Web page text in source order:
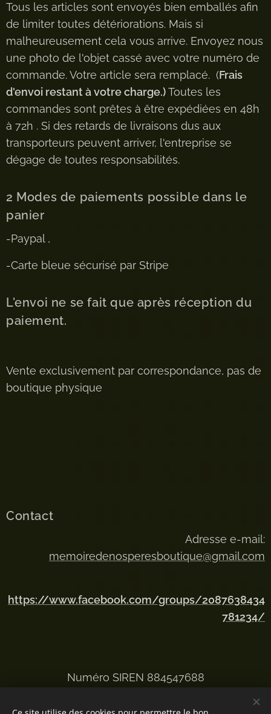
Tous les articles sont envoyés bien emballés afin
de limiter toutes détériorations. Mais si
malheureusement cela vous arrive. Envoyez nous
une photo de l'objet cassé avec votre numéro de
commande. Votre article sera remplacé. (Frais
d'envoi restant à votre charge.)Toutes les
commandes sont prêtes à être expédiées en 48h
à 72h . Si des retards de livraisons dus aux
transporteurs peuvent arriver, l'entreprise se
dégage de toutes responsabilités.
2 Modes de paiements possible dans le
panier
-Paypal ,
-Carte bleue sécurisé par Stripe
L'envoi ne se fait que après réception du
paiement.
Vente exclusivement par correspondance, pas de
boutique physique
Contact
Adresse e-mail:
memoiredenosperesboutique@gmail.com
https://www.facebook.com/groups/2087638434
781234/
Numéro SIREN 884547688